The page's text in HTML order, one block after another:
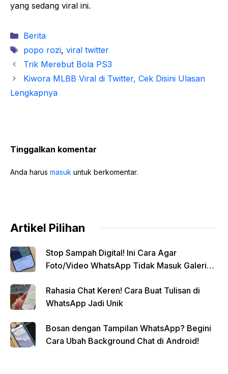
yang sedang viral ini.
Kategori
Berita
Tag
popo rozi, viral twitter
Trik Merebut Bola PS3
Kiwora MLBB Viral di Twitter, Cek Disini Ulasan
Lengkapnya
Tinggalkan komentar
Anda harus masuk untuk berkomentar.
Artikel Pilihan
Stop Sampah Digital! Ini Cara Agar
Foto/Video WhatsApp Tidak Masuk Galeri
Rahasia Chat Keren! Cara Buat Tulisan di
WhatsApp Jadi Unik
Bosan dengan Tampilan WhatsApp? Begini
Cara Ubah Background Chat di Android!